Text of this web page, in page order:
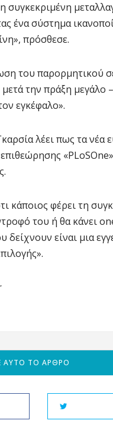
συγκεκριμένη
ένα σύστημα
πρόσθεσε.
του παρορμητικού
την πράξη μεγάλο
εγκέφαλο».
λέει πως τα νέα
κάποιος φέρει τη
του ή θα κάνει
δείχνουν είναι μια
ΑΥΤΌ ΤΟ ΆΡΘΡΟ